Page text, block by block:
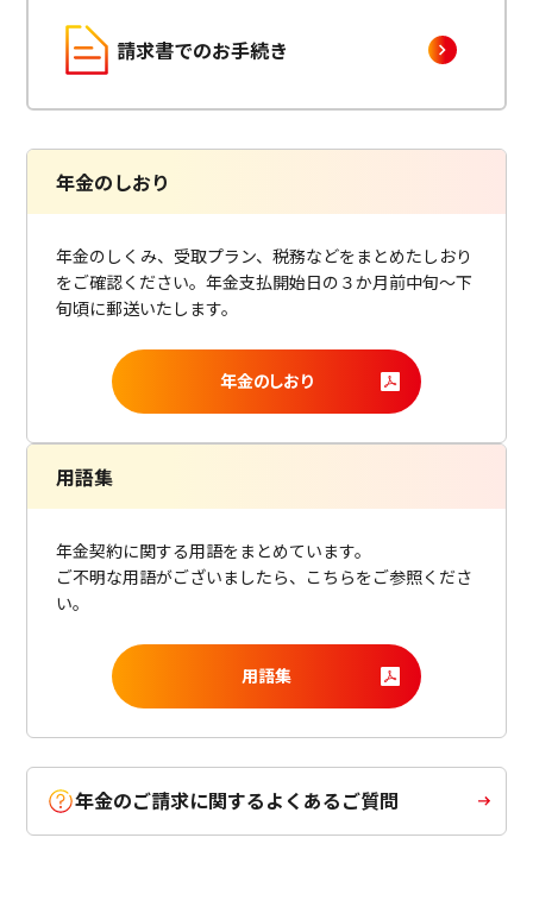
請求書でのお手続き
年金のしおり
年金のしくみ、受取プラン、税務などをまとめたしおり
をご確認ください。年金支払開始日の３か月前中旬～下
旬頃に郵送いたします。
年金のしおり
用語集
年金契約に関する用語をまとめています。
ご不明な用語がございましたら、こちらをご参照くださ
い。
用語集
年金のご請求に関するよくあるご質問